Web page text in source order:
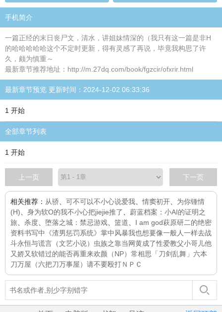
手机简介
一篇正经的末日丧尸文，清水，讲姐妹情深的（我只有这一篇是非H
的哈哈哈哈哈这个不定时更新，得有灵感了再说，毕竟我构思了许
久，颇为慎重～
最新章节推荐地址：http://m.27dq.com/book/fgzcir/ofxrir.html
最新章节预览 更新时间：2024-12-02 06:33:36
1 开始
全部章节列表
1 开始
上一页 下一页
相关推荐： 从骄 可不可以不小心说爱我 、情窦初开
为你锺情
(H)
身为软O的我不小心把jiejie推了
蔚蓝档案：小AI的证明之
旅
杀度 堕落之城：禁忌游戏 篮道 I am god萩原研二的绝密
资料书写中
《渣男惩罚系统》 掌中风暴我也想要像一般人一样去战
斗永恒与谎言（文艺小说） 虫族之靠当网黄成了性爱教父小哥儿他
又娇又软错过的能否再重来欢颜（NP） 常相思 「刀剑乱舞」六本
刀万屋（六把刀万事屋） 请不要殴打ＮＰＣ